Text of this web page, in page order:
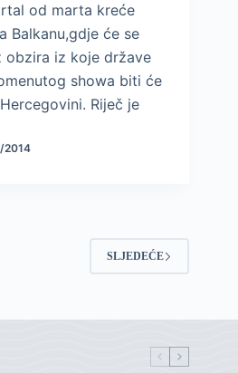
od marta kreće
Balkanu,gdje će se
iz koje države
showa biti će
Riječ je
2014
SLJEDEĆE